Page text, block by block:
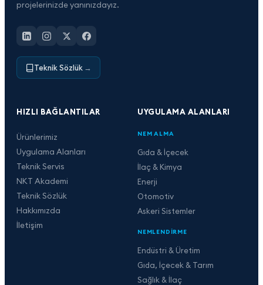
projelerinizde yanınızdayız.
Teknik Sözlük →
HIZLI BAĞLANTILAR
Ürünlerimiz
Uygulama Alanları
Teknik Servis
NKT Akademi
Teknik Sözlük
Hakkımızda
İletişim
UYGULAMA ALANLARI
NEM ALMA
Gıda & İçecek
İlaç & Kimya
Enerji
Otomotiv
Askeri Sistemler
NEMLENDIRME
Endüstri & Üretim
Gıda, İçecek & Tarım
Sağlık & İlaç